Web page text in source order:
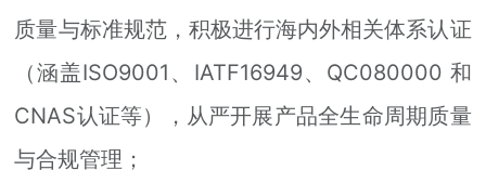
质量与标准规范，积极进行海内外相关体系认证
（涵盖ISO9001、IATF16949、QC080000 和
CNAS认证等），从严开展产品全生命周期质量
与合规管理；